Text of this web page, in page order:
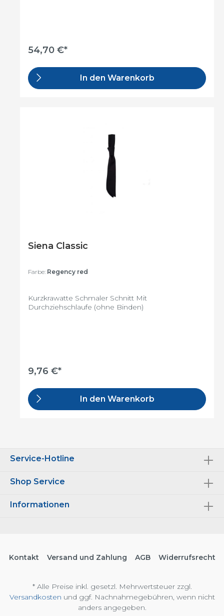
54,70 €*
In den Warenkorb
Siena Classic
Farbe: Regency red
Kurzkrawatte Schmaler Schnitt Mit
Durchziehschlaufe (ohne Binden)
9,76 €*
In den Warenkorb
Service-Hotline
Shop Service
Informationen
Kontakt Versand und Zahlung AGB Widerrufsrecht
* Alle Preise inkl. gesetzl. Mehrwertsteuer zzgl.
Versandkosten und ggf. Nachnahmegebühren, wenn nicht
anders angegeben.